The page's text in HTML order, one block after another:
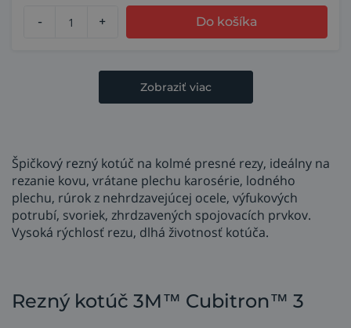
- + Do košíka
Zobraziť viac
Špičkový rezný kotúč na kolmé presné rezy, ideálny na
rezanie kovu, vrátane plechu karosérie, lodného
plechu, rúrok z nehrdzavejúcej ocele, výfukových
potrubí, svoriek, zhrdzavených spojovacích prvkov.
Vysoká rýchlosť rezu, dlhá životnosť kotúča.
Rezný kotúč 3M™ Cubitron™ 3